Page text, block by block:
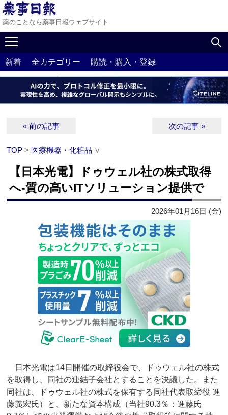
薬のことなら薬事日報ウェブサイト
新着 全カテゴリー 購読・購入・登録
« 前の記事 次の記事 »
TOP > 医療機器・化粧品 ∨
【日本光電】ドゥウェル社の株式取得
へ‐質の高いITソリューション提供で
2026年01月16日 (金)
日本光電は14日開催の取締役会で、ドゥウェル社の株式
を取得し、同社の連結子会社とすることを決議した。また
同社は、ドゥウェル社の株式を保有する同社代表取締役 進
藤義宏氏）と、新たな資本構成（当社90.3％：進藤氏